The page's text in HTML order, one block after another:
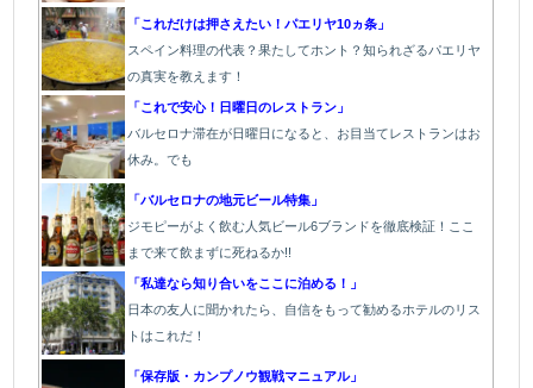
「これだけは押さえたい！パエリヤ10ヵ条」
スペイン料理の代表？果たしてホント？知られざるパエリヤ
の真実を教えます！
「これで安心！日曜日のレストラン」
バルセロナ滞在が日曜日になると、お目当てレストランはお
休み。でも
「バルセロナの地元ビール特集」
ジモピーがよく飲む人気ビール6ブランドを徹底検証！ここ
まで来て飲まずに死ねるか!!
「私達なら知り合いをここに泊める！」
日本の友人に聞かれたら、自信をもって勧めるホテルのリス
トはこれだ！
「保存版・カンプノウ観戦マニュアル」